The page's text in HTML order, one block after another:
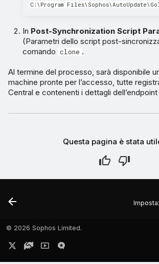
C:\Program
In Post-Synchronization Script
(Parametri dello script post-
comando clone .
Al termine del processo, sarà disponibile
machine pronte per l’accesso, tutte
Central e contenenti i dettagli
Questa pagina è stata
© 2026 Sophos Limited.